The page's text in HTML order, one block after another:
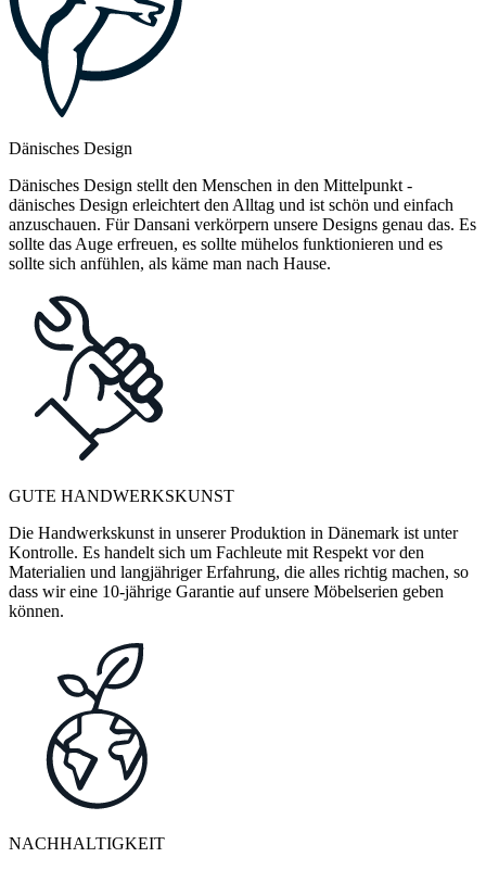
Dänisches Design
Dänisches Design stellt den Menschen in den Mittelpunkt -
dänisches Design erleichtert den Alltag und ist schön und einfach
anzuschauen. Für Dansani verkörpern unsere Designs genau das. Es
sollte das Auge erfreuen, es sollte mühelos funktionieren und es
sollte sich anfühlen, als käme man nach Hause.
GUTE HANDWERKSKUNST
Die Handwerkskunst in unserer Produktion in Dänemark ist unter
Kontrolle. Es handelt sich um Fachleute mit Respekt vor den
Materialien und langjähriger Erfahrung, die alles richtig machen, so
dass wir eine 10-jährige Garantie auf unsere Möbelserien geben
können.
NACHHALTIGKEIT